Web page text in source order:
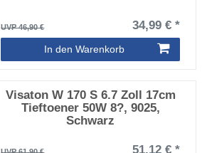
UVP 46,90 € 34,99 € *
In den Warenkorb
Visaton W 170 S 6.7 Zoll 17cm
Tieftoener 50W 8?, 9025,
Schwarz
51,12 € *